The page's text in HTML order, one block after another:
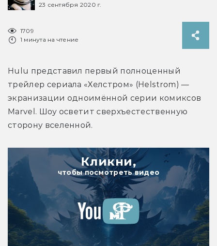
23 сентября 2020 г.
1709
1 минута на чтение
Hulu представил первый полноценный
трейлер сериала «Хелстром» (Helstrom) —
экранизации одноимённой серии комиксов
Marvel. Шоу осветит сверхъестественную
сторону вселенной.
Кликни,
чтобы посмотреть видео